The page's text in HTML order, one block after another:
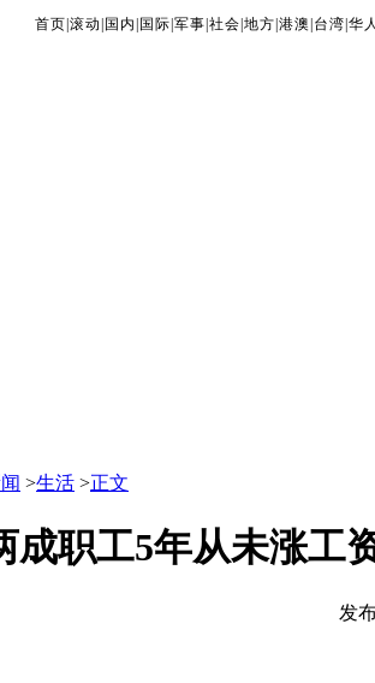
首页 滚动 国内 国际 军事 社会 地方 港澳 台湾 华人
>生活 >正文
成职工5年从未涨工
发